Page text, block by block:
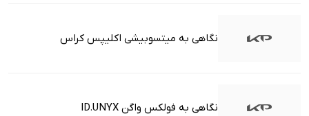
نگاهی به میتسوبیشی اکلیپس کراس
نگاهی به فولکس واگن ID.UNYX